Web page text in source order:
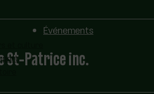
Événements
St-Patrice inc.